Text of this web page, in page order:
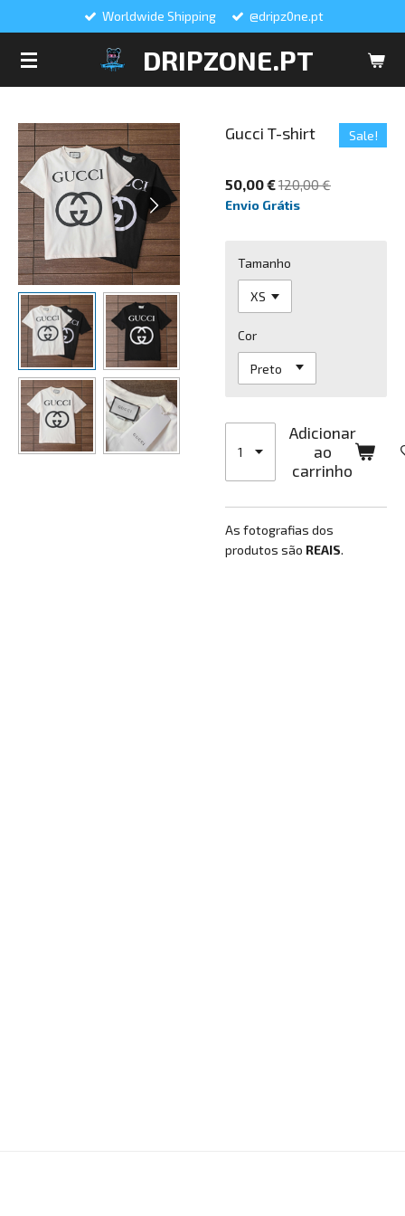
DRIPZONE.PT
Worldwide Shipping @dripz0ne.pt
Gucci T-shirt Sale!
50,00 €120,00 €
Envio Grátis
Tamanho
Cor
Adicionar
ao
carrinho
As fotografias dos
produtos são REAIS.